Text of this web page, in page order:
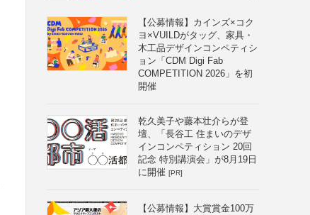
【公募情報】カインズ×コク
ヨ×VUILDがタッグ、家具・
木工品デザインコンペティシ
ョン「CDM Digi Fab
COMPETITION 2026」を初
開催
乾久美子や藤本壮介らが登
壇、「長谷工 住まいのデザ
インコンペティション 20回
記念 特別講演会」が8月19日
に開催 [PR]
【公募情報】大賞賞金100万